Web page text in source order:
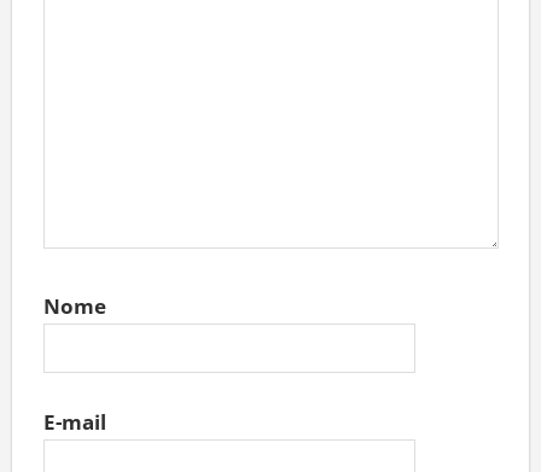
Nome
E-mail